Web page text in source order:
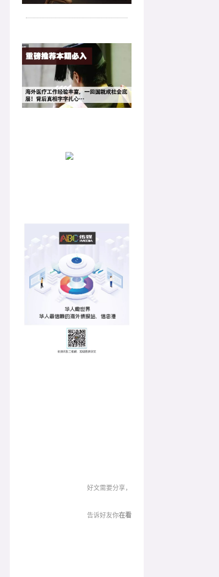
好文需要分享，
告诉好友你在看